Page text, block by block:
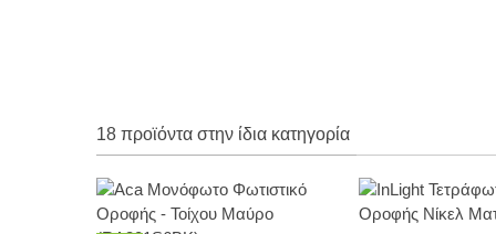
18 προϊόντα στην ίδια κατηγορία